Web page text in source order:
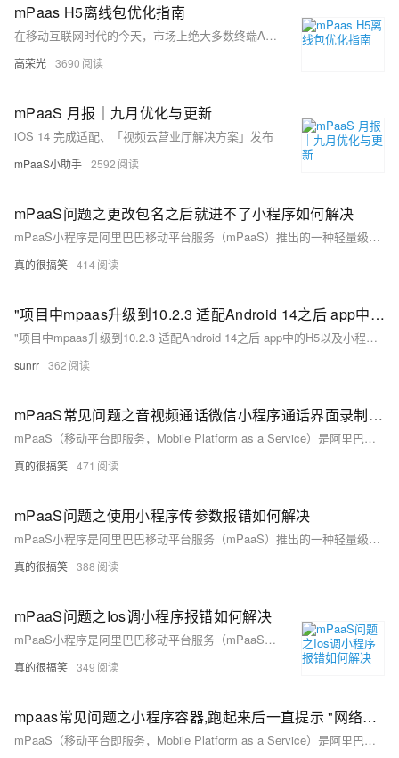
mPaas H5离线包优化指南
在移动互联网时代的今天，市场上绝大多数终端App都在使用H5展示页面，且随着终端技术迭代更新和市场多变性，H5页面在App中的占比越来越重要。同时也暴露出一个所有App的共性问题，即性能优化。同样的H5页面的性能优化也是重点问题。 在mPaaS团队中虽然已将H5页面资源等打包做离线包了，但在复杂的客户环境、开发环境、市场环境下，客户端的H5离线包仍有性能优化问题，这里整理简单了集团下对H5离线包的优化策略方案，以供参考。
高荣光 3690
mPaaS 月报｜九月优化与更新
iOS 14 完成适配、「视频云营业厅解决方案」发布
mPaaS小助手 2592
mPaaS问题之更改包名之后就进不了小程序如何解决
mPaaS小程序是阿里巴巴移动平台服务（mPaaS）推出的一种轻量级应用解决方案，旨在帮助开发者快速构建跨平台的小程序应用；本合集将聚焦mPaaS小程序的开发流程、技术架构和最佳实践，以及如何解决开发中遇到的问题，从而助力开发者高效打造和维护小程序应用。
真的很搞笑 414
"项目中mpaas升级到10.2.3 适配Android 14之后 app中的H5以及小程序都访问不了，
"项目中mpaas升级到10.2.3 适配Android 14之后 app中的H5以及小程序都访问不了，显示“网络不给力，请稍后再试”，预发内网版本不能使用，线上版本可以正常使用，这个是什么原因啊，是某些参数没有配置吗，还是说是一些参数改错了？
sunrr 362
mPaaS常见问题之音视频通话微信小程序通话界面录制为画中画模式如何解决
mPaaS（移动平台即服务，Mobile Platform as a Service）是阿里巴巴集团提供的一套移动开发解决方案，它包含了一系列移动开发、测试、监控和运营的工具和服务。以下是mPaaS常见问题的汇总，旨在帮助开发者和企业用户解决在使用mPaaS产品过程中遇到的各种挑战
真的很搞笑 471
mPaaS问题之使用小程序传参数报错如何解决
mPaaS小程序是阿里巴巴移动平台服务（mPaaS）推出的一种轻量级应用解决方案，旨在帮助开发者快速构建跨平台的小程序应用；本合集将聚焦mPaaS小程序的开发流程、技术架构和最佳实践，以及如何解决开发中遇到的问题，从而助力开发者高效打造和维护小程序应用。
真的很搞笑 388
mPaaS问题之Ios调小程序报错如何解决
mPaaS小程序是阿里巴巴移动平台服务（mPaaS）推出的一种轻量级应用解决方案，旨在帮助开发者快速构建跨平台的小程序应用；本合集将聚焦mPaaS小程序的开发流程、技术架构和最佳实践，以及如何解决开发中遇到的问题，从而助力开发者高效打造和维护小程序应用。
真的很搞笑 349
mpaas常见问题之小程序容器,跑起来后一直提示 "网络不给力, 请稍后再试"如何解决
mPaaS（移动平台即服务，Mobile Platform as a Service）是阿里巴巴集团提供的一套移动开发解决方案，它包含了一系列移动开发、测试、监控和运营的工具和服务。以下是mPaaS常见问题的汇总，旨在帮助开发者和企业用户解决在使用mPaaS产品过程中遇到的各种挑战